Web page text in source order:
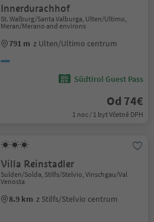
Innerdurachhof
St. Walburg/Santa Valburga, Ulten/Ultimo,
Meran/Merano and environs
791 m z Ulten/Ultimo centrum
Südtirol Guest Pass
Od 74€
1 noc / 1 byt Včetně DPH
Villa Reinstadler
Sulden/Solda, Stilfs/Stelvio, Vinschgau/Val
Venosta
8.9 km z Stilfs/Stelvio centrum